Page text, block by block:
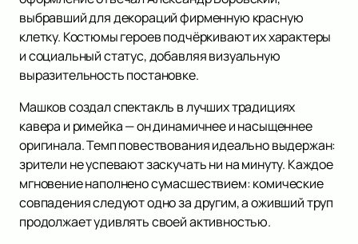
выбравший для декораций фирменную красную
клетку. Костюмы героев подчёркивают их характеры
и социальный статус, добавляя визуальную
выразительность постановке.
Машков создал спектакль в лучших традициях
кавера и римейка — он динамичнее и насыщеннее
оригинала. Темп повествования идеально выдержан:
зрители не успевают заскучать ни на минуту. Каждое
мгновение наполнено сумасшествием: комические
совпадения следуют одно за другим, а оживший труп
продолжает удивлять своей активностью.